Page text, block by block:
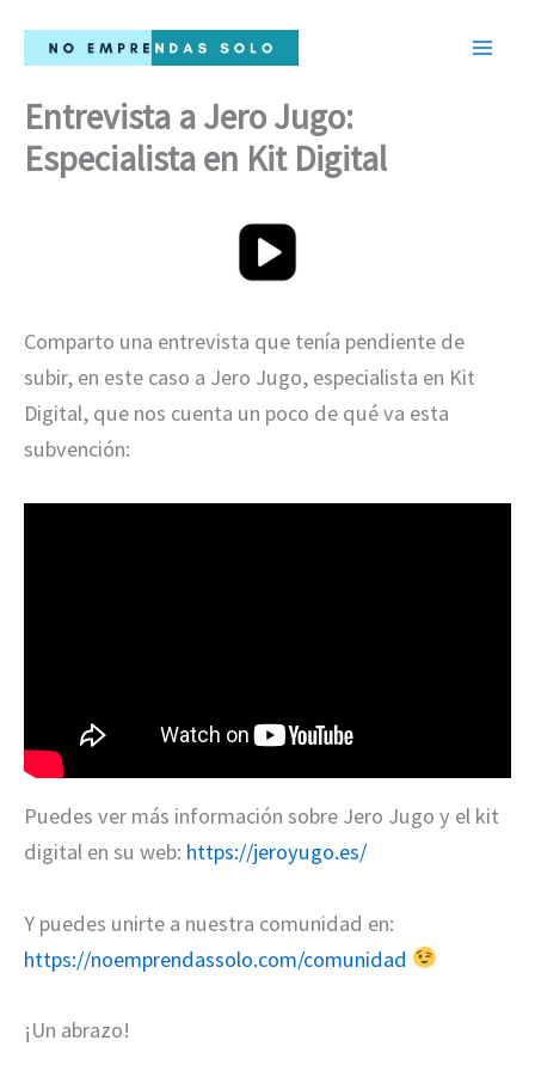
Entrevista a Jero Jugo:
Especialista en Kit Digital
Comparto una entrevista que tenía pendiente de
subir, en este caso a Jero Jugo, especialista en Kit
Digital, que nos cuenta un poco de qué va esta
subvención:
Puedes ver más información sobre Jero Jugo y el kit
digital en su web: https://jeroyugo.es/
Y puedes unirte a nuestra comunidad en:
https://noemprendassolo.com/comunidad
¡Un abrazo!